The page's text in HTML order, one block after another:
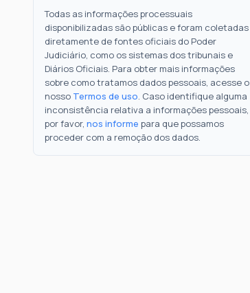
Todas as informações processuais
disponibilizadas são públicas e foram coletadas
diretamente de fontes oficiais do Poder
Judiciário, como os sistemas dos tribunais e
Diários Oficiais. Para obter mais informações
sobre como tratamos dados pessoais, acesse o
nosso Termos de uso. Caso identifique alguma
inconsistência relativa a informações pessoais,
por favor, nos informe para que possamos
proceder com a remoção dos dados.